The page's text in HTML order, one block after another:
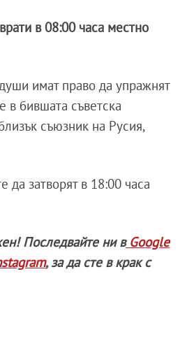
в 08:00 часа местно
имат право да упражнят
в бившата съветска
съюзник на Русия,
да затворят в 18:00 часа
Последвайте ни вGoogle
, за да сте в крак с